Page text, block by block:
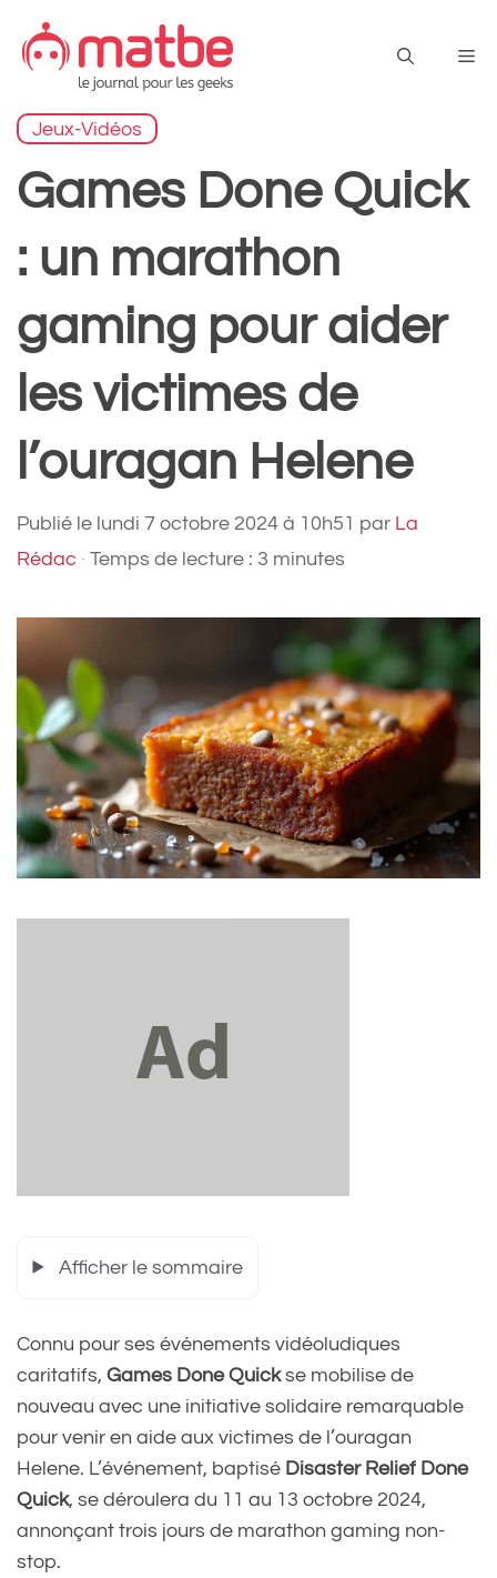
contenu
Jeux-Vidéos
Games Done Quick
: un marathon
gaming pour aider
les victimes de
l’ouragan Helene
Publié le lundi 7 octobre 2024 à 10h51 par La
Rédac · Temps de lecture : 3 minutes
Afficher le sommaire
Connu pour ses événements vidéoludiques
caritatifs, Games Done Quickse mobilise de
nouveau avec une initiative solidaire remarquable
pour venir en aide aux victimes de l’ouragan
Helene. L’événement, baptisé Disaster Relief Done
Quick, se déroulera du 11 au 13 octobre 2024,
annonçant trois jours de marathon gaming non-
stop.